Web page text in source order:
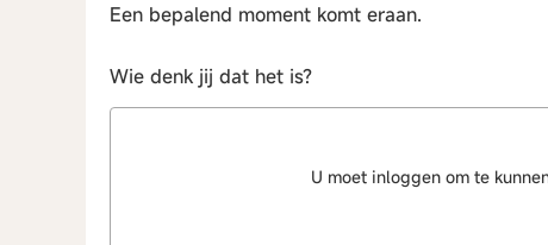
Een bepalend moment komt eraan.
Wie denk jij dat het is?
U moet inloggen om te